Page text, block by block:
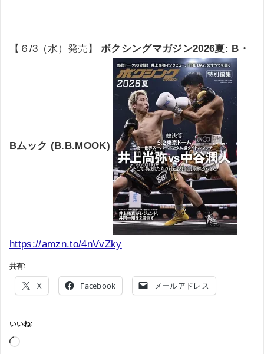
【６/3（水）発売】 ボクシングマガジン2026夏: B・
Bムック (B.B.MOOK)
https://amzn.to/4nVvZky
共有:
X Facebook メールアドレス
いいね:
読